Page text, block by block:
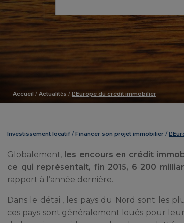
Accueil / Actualités / L’Europe du crédit immobilier
Investissement locatif Financer son projet immobilier
Globalement, les encours en crédit
ce qui représentait, fin 2015, 6 200
rapport à l’année dernière.
Dans le détail, les pays du Nord sont les
ces pays sont généralement loués pour